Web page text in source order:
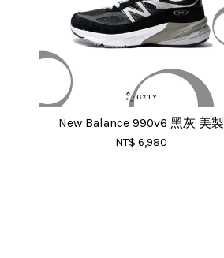
New Balance 990v6 黑灰 美製
NT$ 6,980